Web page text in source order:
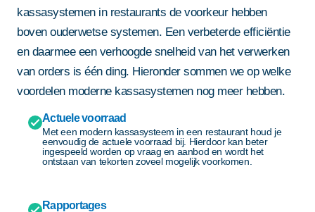
kassasystemen in restaurants de voorkeur hebben
boven ouderwetse systemen. Een verbeterde efficiëntie
en daarmee een verhoogde snelheid van het verwerken
van orders is één ding. Hieronder sommen we op welke
voordelen moderne kassasystemen nog meer hebben.
Actuele voorraad
Met een modern kassasysteem in een restaurant houd je
eenvoudig de actuele voorraad bij. Hierdoor kan beter
ingespeeld worden op vraag en aanbod en wordt het
ontstaan van tekorten zoveel mogelijk voorkomen.
Rapportages